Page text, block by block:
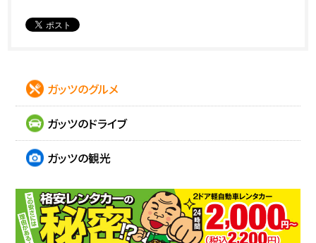
ガッツのグルメ
ガッツのドライブ
ガッツの観光